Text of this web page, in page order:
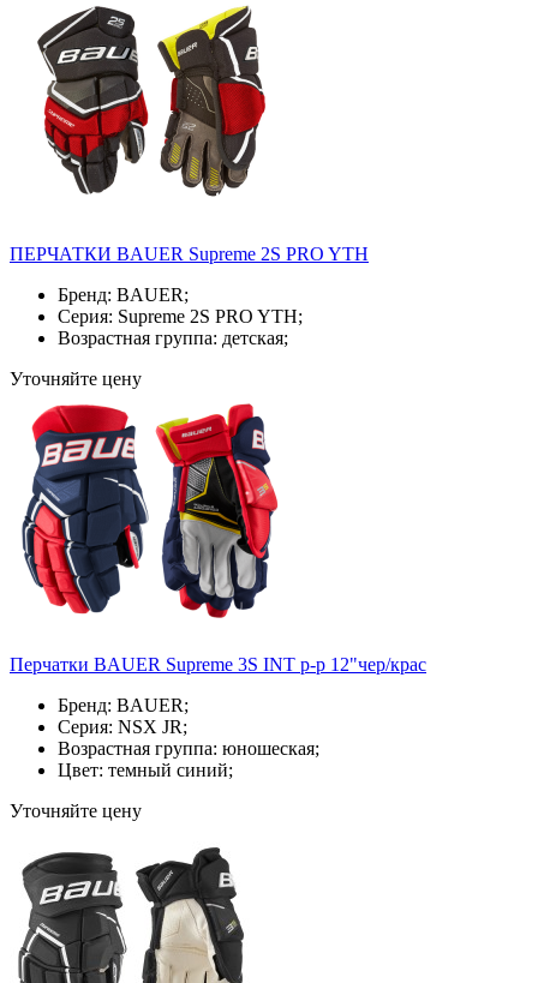
ПЕРЧАТКИ BAUER Supreme 2S PRO YTH
Бренд: BAUER;
Серия: Supreme 2S PRO YTH;
Возрастная группа: детская;
Уточняйте цену
Перчатки BAUER Supreme 3S INT р-р 12"чер/крас
Бренд: BAUER;
Серия: NSX JR;
Возрастная группа: юношеская;
Цвет: темный синий;
Уточняйте цену